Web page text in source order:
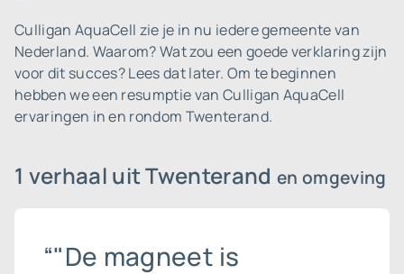
Culligan AquaCell zie je in nu iedere gemeente van
Nederland. Waarom? Wat zou een goede verklaring zijn
voor dit succes? Lees dat later. Om te beginnen
hebben we een resumptie van Culligan AquaCell
ervaringen in en rondom Twenterand.
1 verhaal uit Twenterand en omgeving
“"De magneet is